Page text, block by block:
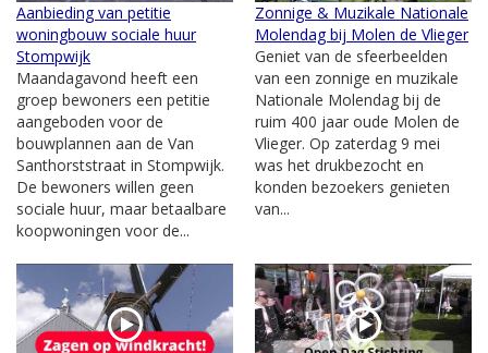
Aanbieding van petitie
woningbouw sociale huur
Stompwijk
Maandagavond heeft een
groep bewoners een petitie
aangeboden voor de
bouwplannen aan de Van
Santhorststraat in Stompwijk.
De bewoners willen geen
sociale huur, maar betaalbare
koopwoningen voor de...
Zonnige & Muzikale Nationale
Molendag bij Molen de Vlieger
Geniet van de sfeerbeelden
van een zonnige en muzikale
Nationale Molendag bij de
ruim 400 jaar oude Molen de
Vlieger. Op zaterdag 9 mei
was het drukbezocht en
konden bezoekers genieten
van...